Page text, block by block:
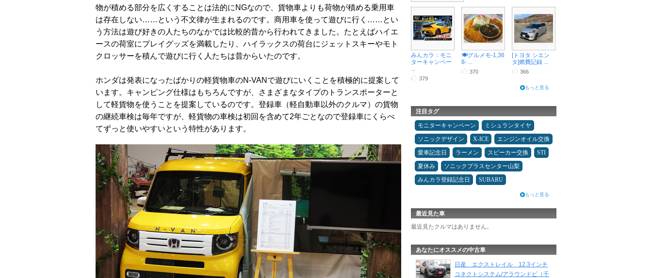
物が積める部分を広くすることは法的にNGなので、貨物車よりも荷物が積める乗用車
は存在しない……という不文律が生まれるのです。商用車を使って遊びに行く……とい
う方法は遊び好きの人たちのなかでは比較的昔から行われてきました。たとえばハイエ
ースの荷室にプレイグッズを満載したり、ハイラックスの荷台にジェットスキーやモト
クロッサーを積んで遊びに行く人たちは昔からいたのです。
ホンダは発表になったばかりの軽貨物車のN-VANで遊びにいくことを積極的に提案して
います。キャンピング仕様はもちろんですが、さまざまなタイプのトランスポーターと
して軽貨物を使うことを提案しているのです。登録車（軽自動車以外のクルマ）の貨物
の継続車検は毎年ですが、軽貨物の車検は初回を含めて2年ごとなので登録車にくらべ
てずっと使いやすいという特性があります。
みんカラ：モニ
ターキャンペー
...
379
🍽️グルメモ-1,36
8- ...
370
[トヨタ シエン
タ]燃費記録 ...
366
もっと見る
注目タグ
モニターキャンペーン
ミシュランタイヤ
ソニックデザイン
X-ICE
エンジンオイル交換
愛車記念日
ラーメン スピーカー交換
STI
夏休み
ソニックプラスセンター山梨
みんカラ登録記念日
SUBARU
もっと見る
最近見た車
最近見たクルマはありません。
あなたにオススメの中古車
日産 エクストレイル 12.3インチ
コネクトシステム/アラウンドビ（千